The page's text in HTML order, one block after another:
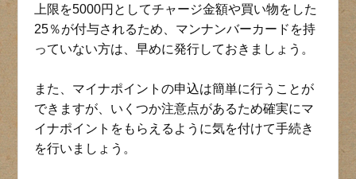
上限を5000円としてチャージ金額や買い物をした
25％が付与されるため、マンナンバーカードを持
っていない方は、早めに発行しておきましょう。
また、マイナポイントの申込は簡単に行うことが
できますが、いくつか注意点があるため確実にマ
イナポイントをもらえるように気を付けて手続き
を行いましょう。